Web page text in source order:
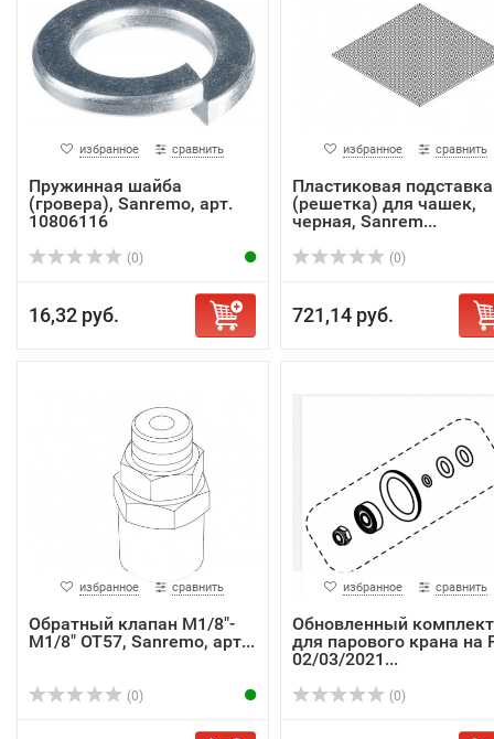
избранное сравнить
Пружинная шайба
(гровера), Sanremo, арт.
10806116
(0)
16,32 руб.
избранное сравнить
Пластиковая подставка
(решетка) для чашек,
черная, Sanrem...
(0)
721,14 руб.
избранное сравнить
Обратный клапан M1/8"-
M1/8" OT57, Sanremo, арт...
(0)
избранное сравнить
Обновленный комплект
для парового крана на
02/03/2021...
(0)